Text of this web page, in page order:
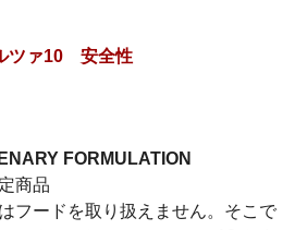
ツァ10 安全性
FORMULATION
商品
フードを取り扱えません。そこで